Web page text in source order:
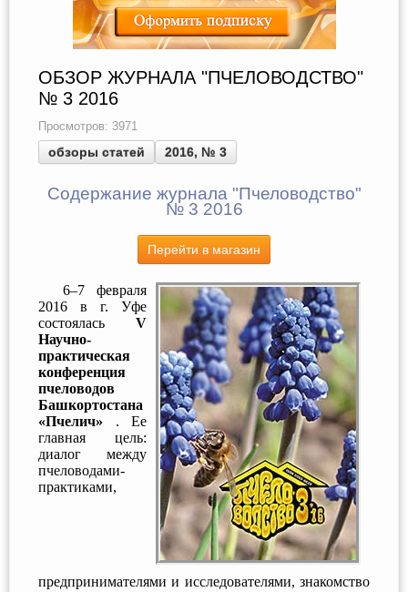
ОБЗОР ЖУРНАЛА "ПЧЕЛОВОДСТВО"
№ 3 2016
Просмотров: 3971
обзоры статей 2016, № 3
Содержание журнала "Пчеловодство"
№ 3 2016
Перейти в магазин
6–7 февраля
2016 в г. Уфе
состоялась V
Научно-
практическая
конференция
пчеловодов
Башкортостана
«Пчелич» . Ее
главная цель:
диалог между
пчеловодами-
практиками,
предпринимателями и исследователями, знакомство